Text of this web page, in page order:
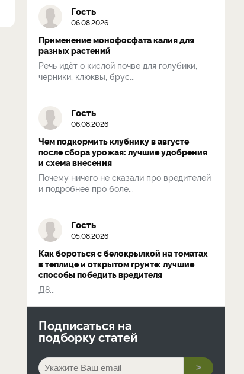
Гость
06.08.2026
Применение монофосфата калия для
разных растений
Речь идёт о кислой почве для голубики,
черники, клюквы, брус...
Гость
06.08.2026
Чем подкормить клубнику в августе
после сбора урожая: лучшие удобрения
и схема внесения
Почему ничего не сказали про вредителей
и подробнее про боле...
Гость
05.08.2026
Как бороться с белокрылкой на томатах
в теплице и открытом грунте: лучшие
способы победить вредителя
Д8...
Подписаться на
подборку статей
>